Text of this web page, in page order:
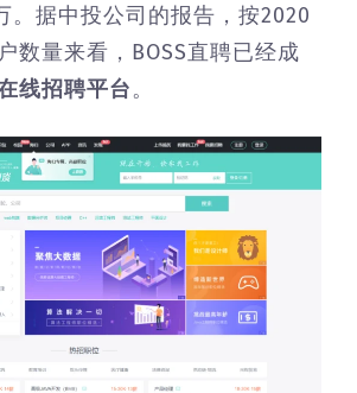
。据中投公司的报告，按2020
数量来看，BOSS直聘已经成
线招聘平台。